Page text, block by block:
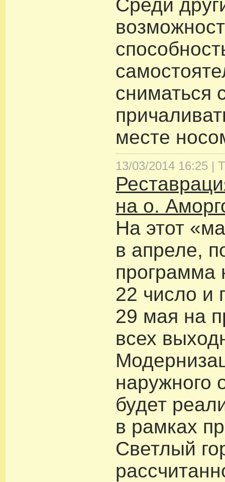
Среди
сниматься
месте
13/03/2014 16:25 |
на о.
На этот
в апреле,
программа
22 число и
29 мая на
всех
наружного
будет
в рамках
Светлый